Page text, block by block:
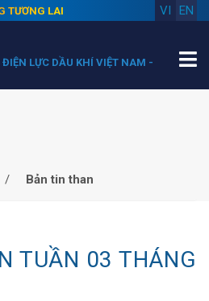
TƯƠNG LAI EN
VI
ĐIỆN LỰC DẦU KHÍ VIỆT NAM -
Bản tin than
TUẦN 03 THÁNG